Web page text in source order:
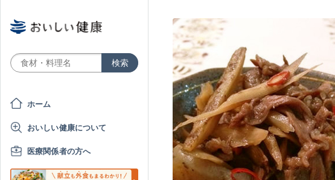
ホーム
おいしい健康について
医療関係者の方へ